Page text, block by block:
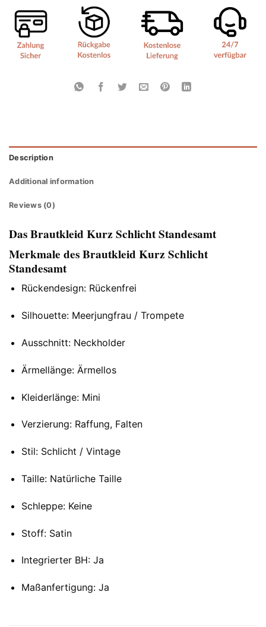
Description
Additional information
Reviews (0)
Das Brautkleid Kurz Schlicht Standesamt
Merkmale des Brautkleid Kurz Schlicht
Standesamt
Rückendesign: Rückenfrei
Silhouette: Meerjungfrau / Trompete
Ausschnitt: Neckholder
Ärmellänge: Ärmellos
Kleiderlänge: Mini
Verzierung: Raffung, Falten
Stil: Schlicht / Vintage
Taille: Natürliche Taille
Schleppe: Keine
Stoff: Satin
Integrierter BH: Ja
Maßanfertigung: Ja